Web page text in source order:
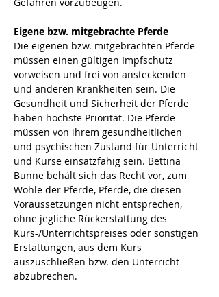
Eigene bzw. mitgebrachte Pferde
Die eigenen bzw. mitgebrachten Pferde
müssen einen gültigen Impfschutz
vorweisen und frei von ansteckenden
und anderen Krankheiten sein. Die
Gesundheit und Sicherheit der Pferde
haben höchste Priorität. Die Pferde
müssen von ihrem gesundheitlichen
und psychischen Zustand für Unterricht
und Kurse einsatzfähig sein. Bettina
Bunne behält sich das Recht vor, zum
Wohle der Pferde, Pferde, die diesen
Voraussetzungen nicht entsprechen,
ohne jegliche Rückerstattung des
Kurs-/Unterrichtspreises oder sonstigen
Erstattungen, aus dem Kurs
auszuschließen bzw. den Unterricht
abzubrechen.